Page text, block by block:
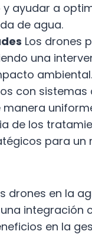
ayudar a
de agua.
Los drones
una
ambiental.
con
de los
para un
drones en la
en la